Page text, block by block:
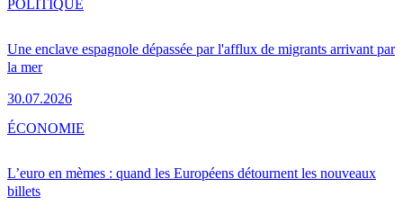
Une enclave espagnole dépassée par l'afflux de migrants arrivant par
la mer
30.07.2026
POLITIQUE
L’euro en mèmes : quand les Européens détournent les nouveaux
billets
ÉCONOMIE